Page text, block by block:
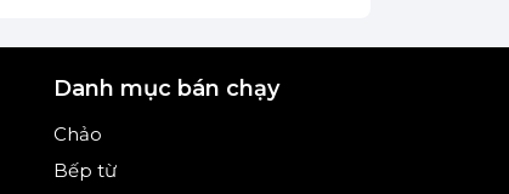
Danh mục bán chạy
Chảo
Bếp từ